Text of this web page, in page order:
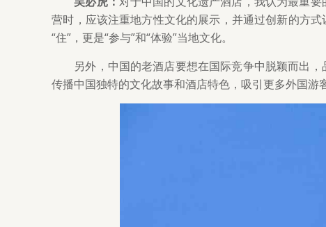
营时，应该注重地方性文化的展示，并通过创新的方
“住”，更是“参与”和“体验”当地文化。
另外，中国的老酒店要想在国际竞争中脱颖而出
传播中国独特的文化故事和酒店特色，吸引更多外国游